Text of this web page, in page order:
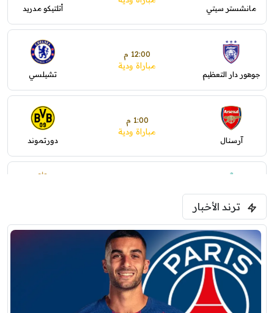
مانشستر سيتي أتلتيكو مدريد
جوهور دار التعظيم
12:00 م
مباراة ودية
تشيلسي
آرسنال
1:00 م
مباراة ودية
دورتموند
ليفربول
ترند الأخبار